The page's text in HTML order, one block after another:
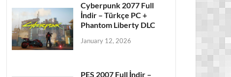
Cyberpunk 2077 Full
İndir – Türkçe PC +
Phantom Liberty DLC
January 12, 2026
PES 2007 Full İndir –